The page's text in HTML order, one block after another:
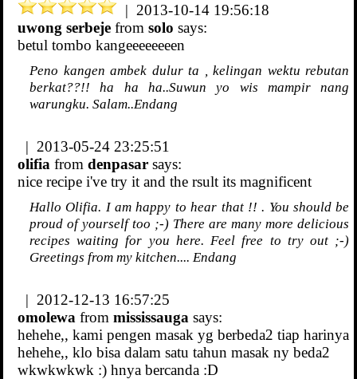
| 2013-10-14 19:56:18
uwong serbeje from solo says:
betul tombo kangeeeeeeeen
Peno kangen ambek dulur ta , kelingan wektu rebutan
berkat??!! ha ha ha..Suwun yo wis mampir nang
warungku. Salam..Endang
| 2013-05-24 23:25:51
olifia from denpasar says:
nice recipe i've try it and the rsult its magnificent
Hallo Olifia. I am happy to hear that !! . You should be
proud of yourself too ;-) There are many more delicious
recipes waiting for you here. Feel free to try out ;-)
Greetings from my kitchen.... Endang
| 2012-12-13 16:57:25
omolewa from mississauga says:
hehehe,, kami pengen masak yg berbeda2 tiap harinya
hehehe,, klo bisa dalam satu tahun masak ny beda2
wkwkwkwk :) hnya bercanda :D